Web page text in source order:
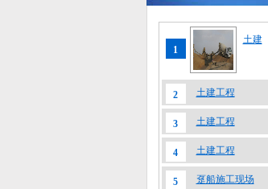
1
土建
2 土建工程
3 土建工程
4 土建工程
5 趸船施工现场